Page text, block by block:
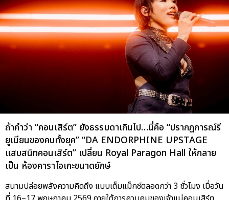
ถ้าคำว่า “คอนเสิร์ต” ยังธรรมดาเกินไป…นี่คือ “ปรากฏการณ์รี
ยูเนียนของคนทั้งยุค” “DA ENDORPHINE UPSTAGE
แสบสนิทคอนเสิร์ต” เปลี่ยน Royal Paragon Hall ให้กลาย
เป็น ห้องคาราโอเกะขนาดยักษ์
สนามปล่อยพลังความคิดถึง แบบเต็มแม็กซ์ตลอดกว่า 3 ชั่วโมง เมื่อวัน